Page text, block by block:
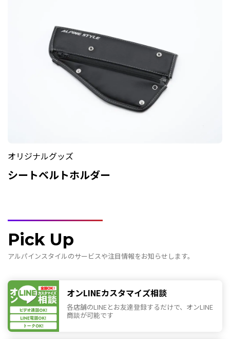
オリジナルグッズ
シートベルトホルダー
Pick Up
アルパインスタイルのサービスや注目情報をお知らせします。
オンLINEカスタマイズ相談
各店舗のLINEとお友達登録するだけで、オンLINE
商談が可能です